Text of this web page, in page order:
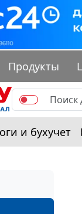
Продукты
и бухучет